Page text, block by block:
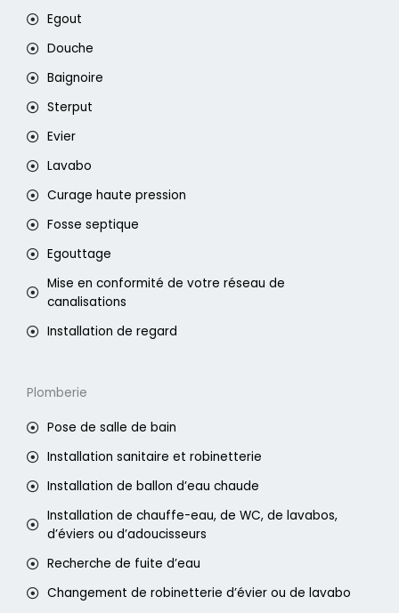
Egout
Douche
Baignoire
Sterput
Evier
Lavabo
Curage haute pression
Fosse septique
Egouttage
Mise en conformité de votre réseau de
canalisations
Installation de regard
Plomberie
Pose de salle de bain
Installation sanitaire et robinetterie
Installation de ballon d’eau chaude
Installation de chauffe-eau, de WC, de lavabos,
d’éviers ou d’adoucisseurs
Recherche de fuite d’eau
Changement de robinetterie d’évier ou de lavabo